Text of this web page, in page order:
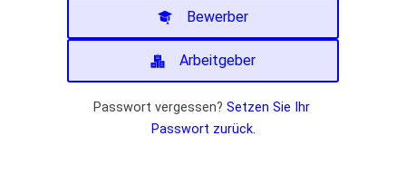
Bewerber
Arbeitgeber
Passwort vergessen? Setzen Sie Ihr
Passwort zurück.